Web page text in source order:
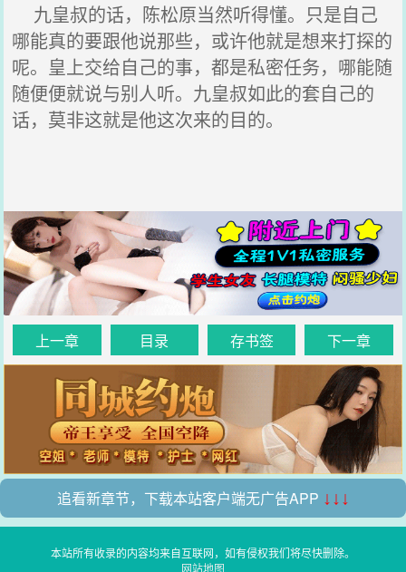
九皇叔的话，陈松原当然听得懂。只是自己
哪能真的要跟他说那些，或许他就是想来打探的
呢。皇上交给自己的事，都是私密任务，哪能随
随便便就说与别人听。九皇叔如此的套自己的
话，莫非这就是他这次来的目的。
上一章 目录 存书签 下一章
追看新章节，下载本站客户端无广告APP ↓↓↓
本站所有收录的内容均来自互联网，如有侵权我们将尽快删除。
网站地图